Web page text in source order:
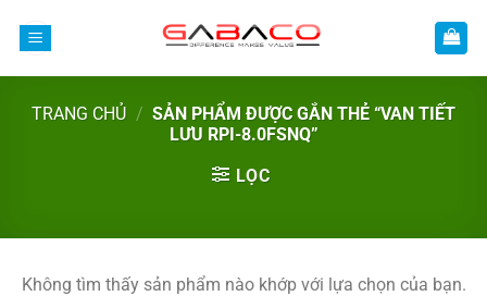
TRANG CHỦ / SẢN PHẨM ĐƯỢC GẮN THẺ “VAN TIẾT
LƯU RPI-8.0FSNQ”
LỌC
Không tìm thấy sản phẩm nào khớp với lựa chọn của bạn.